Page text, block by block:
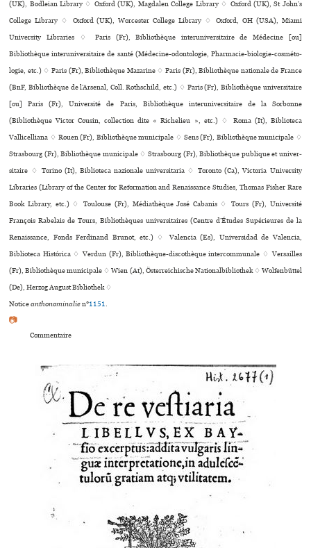
(UK), Bodleian Library ♢ Oxford (UK), Magdalen College Library ♢ Oxford (UK), St John’s
College Library ♢ Oxford (UK), Worcester College Library ♢ Oxford, OH (USA), Miami
University Libraries ♢ Paris (Fr), Bibliothèque inte­ru­ni­ver­si­taire de Médecine [ou]
Bibliothèque inte­ru­ni­ver­si­taire de santé (Médecine-odon­to­lo­gie, Pharmacie-bio­lo­gie-cos­mé­to­
lo­gie, etc.) ♢ Paris (Fr), Bibliothèque Mazarine ♢ Paris (Fr), Bibliothèque nationale de France
(BnF, Bibliothèque de l’Arsenal, Coll. Rothschild, etc.) ♢ Paris (Fr), Bibliothèque uni­ver­si­taire
[ou] Paris (Fr), Université de Paris, Bibliothèque inte­ru­ni­ver­si­taire de la Sorbonne
(Bibliothèque Victor Cousin, collection dite « Richelieu », etc.) ♢ Roma (It), Biblioteca
Vallicelliana ♢ Rouen (Fr), Bibliothèque muni­ci­pale ♢ Sens (Fr), Bibliothèque muni­ci­pale ♢
Strasbourg (Fr), Bibliothèque muni­ci­pale ♢ Strasbourg (Fr), Bibliothèque publi­que et uni­ver­
si­taire ♢ Torino (It), Biblioteca nazio­nale uni­ver­si­ta­ria ♢ Toronto (Ca), Victoria University
Libraries (Library of the Center for Reformation and Renaissance Studies, Thomas Fisher Rare
Book Library, etc.) ♢ Toulouse (Fr), Médiathèque José Cabanis ♢ Tours (Fr), Université
François Rabelais de Tours, Bibliothèques uni­ver­si­tai­res (Centre d’Études Supérieures de la
Renaissance, Fonds Ferdinand Brunot, etc.) ♢ Valencia (Es), Universidad de Valencia,
Biblioteca Histórica ♢ Verdun (Fr), Bibliothèque-dis­co­thè­que inter­com­mu­nale ♢ Versailles
(Fr), Bibliothèque muni­ci­pale ♢ Wien (At), Österreichische Nationalbibliothek ♢ Wolfenbüttel
(De), Herzog August Bibliothek ♢
Noticeanthonominalien°1151.
📷
Commentaire